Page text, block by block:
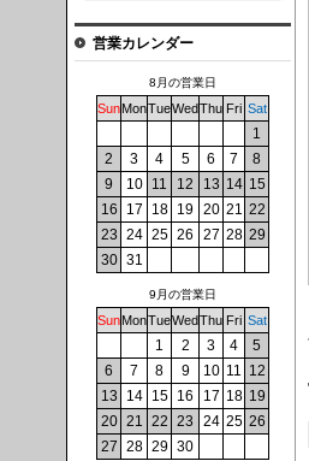
営業カレンダー
8月の営業日
SunMonTueWedThu Fri Sat
1
2
3 4 5 6 7
8
9
10 11 12 13 14 15
16
17 18 19 20 21 22
23 24 25 26 27 28 29
30 31
9月の営業日
SunMonTueWedThu Fri Sat
1 2 3 4
5
6
7 8 9 10 11 12
13
14 15 16 17 18 19
20 21 22 23 24 25 26
27 28 29 30